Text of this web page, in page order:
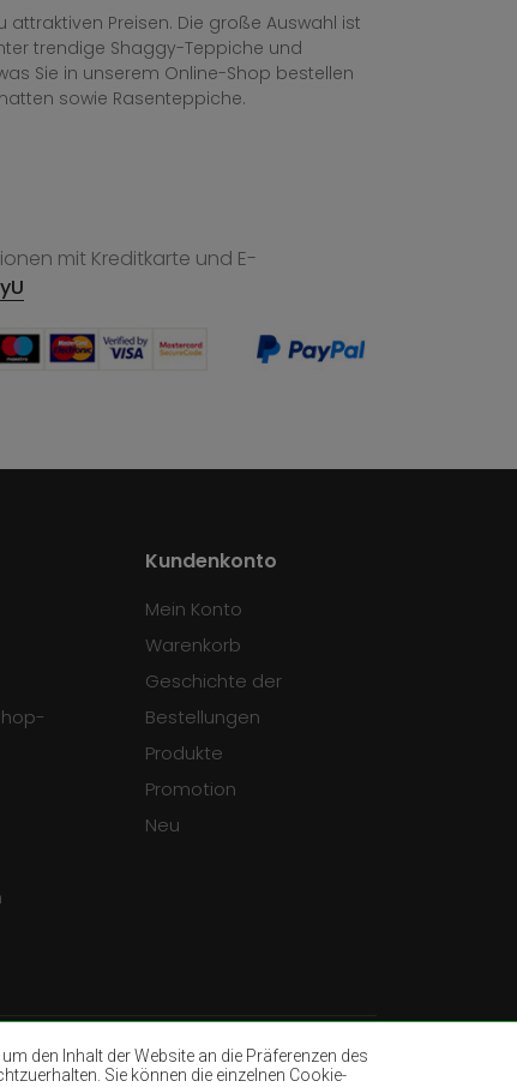
den Inhalt der Website an die Präferenzen des
Sie können die einzelnen Cookie-
attraktiven Preisen. Die große Auswahl ist
trendige Shaggy-Teppiche und
Sie in unserem Online-Shop bestellen
sowie Rasenteppiche.
mit Kreditkarte und E-
Kundenkonto
Mein Konto
Warenkorb
Geschichte der
Bestellungen
Produkte
Promotion
Neu